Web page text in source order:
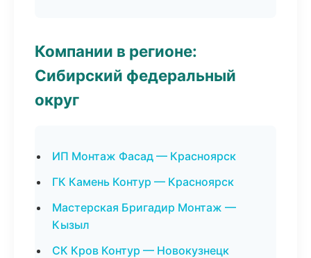
Компании в регионе:
Сибирский федеральный
округ
ИП Монтаж Фасад — Красноярск
ГК Камень Контур — Красноярск
Мастерская Бригадир Монтаж —
Кызыл
СК Кров Контур — Новокузнецк